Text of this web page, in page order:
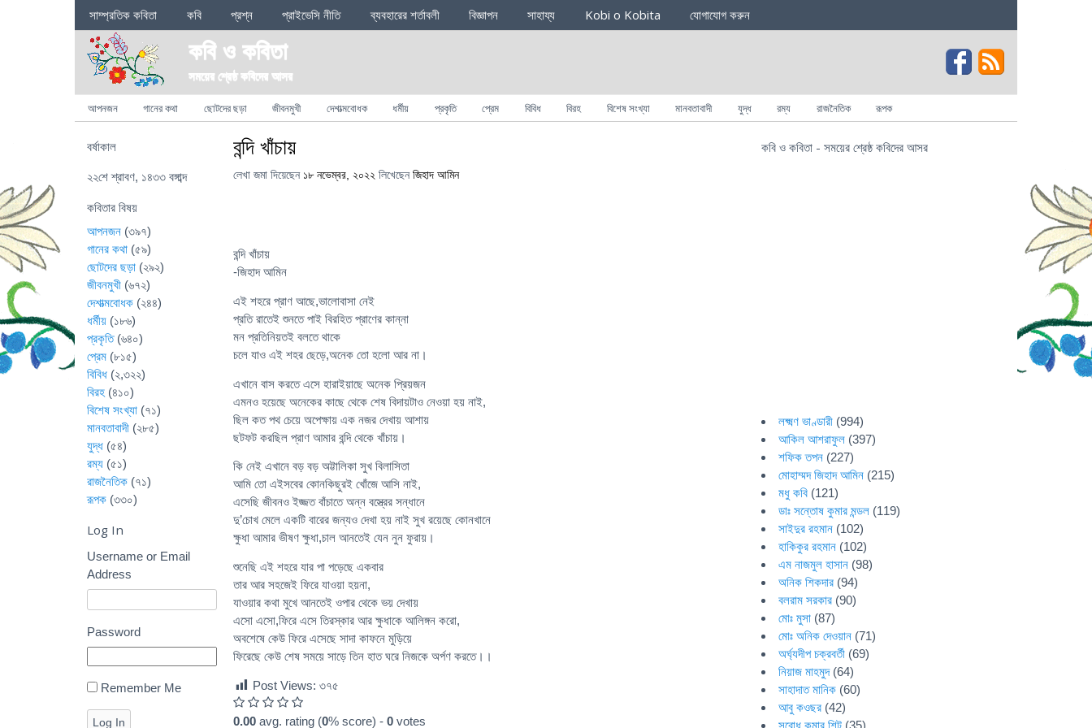
Sections
সাম্প্রতিক কবিতা কবি প্রশ্ন প্রাইভেসি নীতি ব্যবহারের শর্তাবলী বিজ্ঞাপন সাহায্য Kobi o Kobita যোগাযোগ করুন
কবি ও কবিতা
সময়ের শ্রেষ্ঠ কবিদের আসর
Categories
আপনজন গানের কথা ছোটদের ছড়া জীবনমুখী দেশাত্মবোধক ধর্মীয় প্রকৃতি প্রেম বিবিধ বিরহ বিশেষ সংখ্যা মানবতাবাদী যুদ্ধ রম্য রাজনৈতিক রূপক
বন্দি খাঁচায়
লেখা জমা দিয়েছেন ১৮ নভেম্বর, ২০২২ লিখেছেন জিহাদ আমিন
বন্দি খাঁচায়
-জিহাদ আমিন
এই শহরে প্রাণ আছে,ভালোবাসা নেই
প্রতি রাতেই শুনতে পাই বিরহিত প্রাণের কান্না
মন প্রতিনিয়তই বলতে থাকে
চলে যাও এই শহর ছেড়ে,অনেক তো হলো আর না।
এখানে বাস করতে এসে হারাইয়াছে অনেক প্রিয়জন
এমনও হয়েছে অনেকের কাছে থেকে শেষ বিদায়টাও নেওয়া হয় নাই,
ছিল কত পথ চেয়ে অপেক্ষায় এক নজর দেখায় আশায়
ছটফট করছিল প্রাণ আমার বন্দি থেকে খাঁচায়।
কি নেই এখানে বড় বড় অট্টালিকা সুখ বিলাসিতা
আমি তো এইসবের কোনকিছুরই খোঁজে আসি নাই,
এসেছি জীবনও ইজ্জত বাঁচাতে অন্ন বস্ত্রের সন্ধানে
দু’চোখ মেলে একটি বারের জন্যও দেখা হয় নাই সুখ রয়েছে কোনখানে
ক্ষুধা আমার ভীষণ ক্ষুধা,চাল আনতেই যেন নুন ফুরায়।
শুনেছি এই শহরে যার পা পড়েছে একবার
তার আর সহজেই ফিরে যাওয়া হয়না,
যাওয়ার কথা মুখে আনতেই ওপার থেকে ভয় দেখায়
এসো এসো,ফিরে এসে তিরস্কার আর ক্ষুধাকে আলিঙ্গন করো,
অবশেষে কেউ ফিরে এসেছে সাদা কাফনে মুড়িয়ে
ফিরেছে কেউ শেষ সময়ে সাড়ে তিন হাত ঘরে নিজকে অর্পণ করতে।।
Post Views: ৩৭৫
0.00 avg. rating (0% score) - 0 votes
বর্ষাকাল
২২শে শ্রাবণ, ১৪৩৩ বঙ্গাব্দ
কবিতার বিষয়
আপনজন (৩৯৭)
গানের কথা (৫৯)
ছোটদের ছড়া (২৯২)
জীবনমুখী (৬৭২)
দেশাত্মবোধক (২৪৪)
ধর্মীয় (১৮৬)
প্রকৃতি(৬৪০)
প্রেম (৮১৫)
বিবিধ (২,৩২২)
বিরহ (৪১০)
বিশেষ সংখ্যা (৭১)
মানবতাবাদী (২৮৫)
যুদ্ধ (৫৪)
রম্য (৫১)
রাজনৈতিক (৭১)
রূপক (৩৩০)
Log In
Username or Email
Address
Password
Remember Me
Log In
কবি ও কবিতা - সময়ের শ্রেষ্ঠ কবিদের আসর
লক্ষ্মণ ভাণ্ডারী (994)
আকিল আশরাফুল (397)
শফিক তপন (227)
মোহাম্মদ জিহাদ আমিন (215)
মধু কবি (121)
ডাঃ সন্তোষ কুমার মন্ডল (119)
সাইদুর রহমান (102)
হাকিকুর রহমান (102)
এম নাজমুল হাসান (98)
অনিক শিকদার (94)
বলরাম সরকার (90)
মোঃ মুসা (87)
মোঃ অনিক দেওয়ান (71)
অর্ঘ্যদীপ চক্রবর্তী (69)
নিয়াজ মাহমুদ(64)
সাহাদাত মানিক (60)
আবু কওছর (42)
সুবোধ কুমার শিট (35)